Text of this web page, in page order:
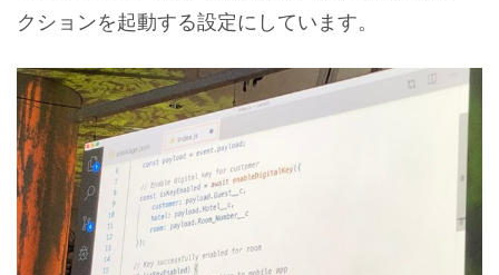
クションを起動する設定にしています。